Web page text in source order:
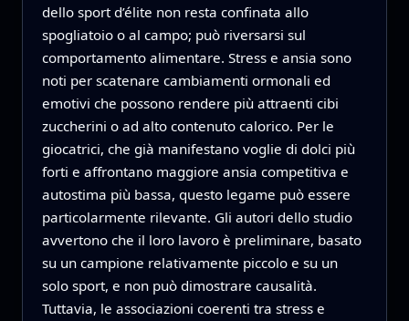
dello sport d’élite non resta confinata allo
spogliatoio o al campo; può riversarsi sul
comportamento alimentare. Stress e ansia sono
noti per scatenare cambiamenti ormonali ed
emotivi che possono rendere più attraenti cibi
zuccherini o ad alto contenuto calorico. Per le
giocatrici, che già manifestano voglie di dolci più
forti e affrontano maggiore ansia competitiva e
autostima più bassa, questo legame può essere
particolarmente rilevante. Gli autori dello studio
avvertono che il loro lavoro è preliminare, basato
su un campione relativamente piccolo e su un
solo sport, e non può dimostrare causalità.
Tuttavia, le associazioni coerenti tra stress e